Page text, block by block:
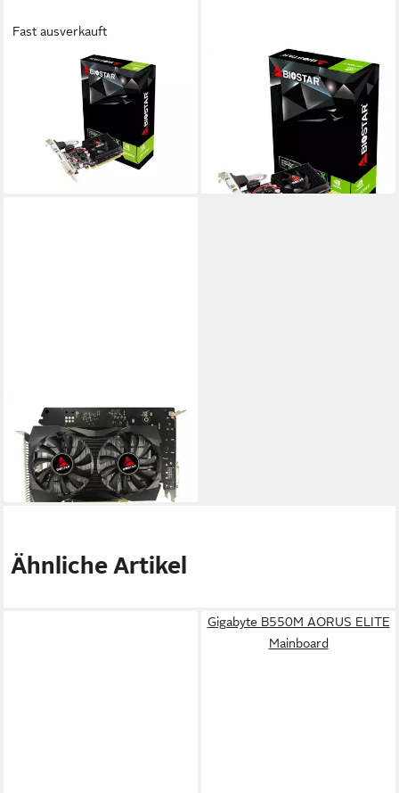
Fast ausverkauft
lieferbar - in 4-5 Werktagen bei dir
GeForce GT 610 2GB VGA
DVI HDMI Grafikkarte
Speicherkapazität
lieferbar - in 5-6 Werktagen bei dir
BIOSTAR
Grafikkarte
210,91 €
19,26 €mtl. in 12 Raten
lieferbar - in 4-5 Werktagen bei dir
Ähnliche Artikel
Gigabyte B550M AORUS ELITE
Mainboard